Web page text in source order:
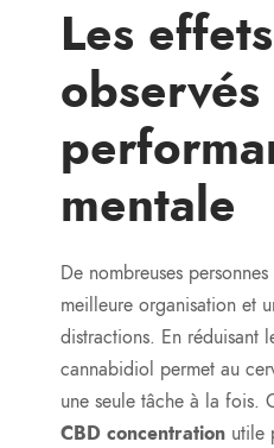
Les effets
mentale
De nombreuses
meilleure organisation et
distractions. En réduisant
cannabidiol permet au
une seule tâche à la fois.
CBD concentration utile